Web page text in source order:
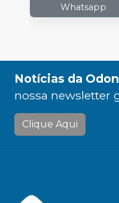
Whatsapp
Notícias da
nossa newsletter
Clique Aqui